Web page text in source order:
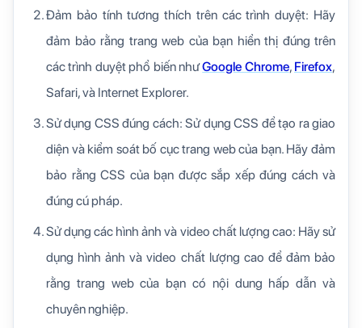
Đảm bảo tính tương thích trên các trình duyệt: Hãy
đảm bảo rằng trang web của bạn hiển thị đúng trên
các trình duyệt phổ biến nhưGoogle Chrome, Firefox,
Safari, và Internet Explorer.
Sử dụng CSS đúng cách: Sử dụng CSS để tạo ra giao
diện và kiểm soát bố cục trang web của bạn. Hãy đảm
bảo rằng CSS của bạn được sắp xếp đúng cách và
đúng cú pháp.
Sử dụng các hình ảnh và video chất lượng cao: Hãy sử
dụng hình ảnh và video chất lượng cao để đảm bảo
rằng trang web của bạn có nội dung hấp dẫn và
chuyên nghiệp.